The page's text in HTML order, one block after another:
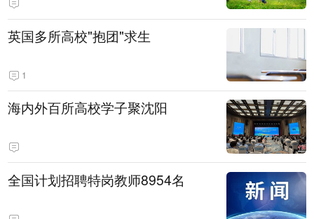
英国多所高校"抱团"求生
1
海内外百所高校学子聚沈阳
全国计划招聘特岗教师8954名